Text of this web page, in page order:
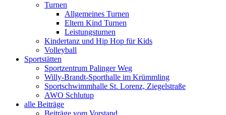
Turnen
Allgemeines Turnen
Eltern Kind Turnen
Leistungsturnen
Kindertanz und Hip Hop für Kids
Volleyball
Sportstätten
Sportzentrum Palinger Weg
Willy-Brandt-Sporthalle im Krümmling
Sportschwimmhalle St. Lorenz, Ziegelstraße
AWO Schlutup
alle Beiträge
Beiträge vom Vorstand